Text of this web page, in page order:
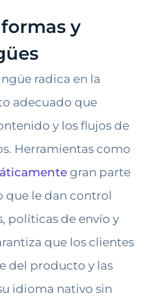
y
radica en la
adecuado que
y los flujos de
Herramientas como
gran parte
que le dan control
políticas de envío y
que los clientes
del producto y las
idioma nativo sin